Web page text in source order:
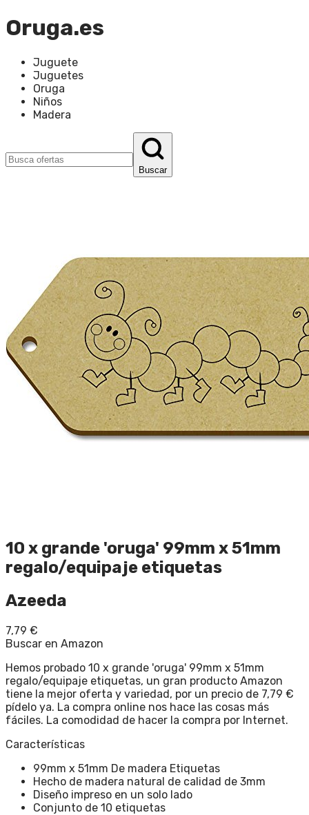
Oruga.es
Juguete
Juguetes
Oruga
Niños
Madera
Buscar
10 x grande 'oruga' 99mm x 51mm
regalo/equipaje etiquetas
Azeeda
7,79 €
Buscar en Amazon
Hemos probado 10 x grande 'oruga' 99mm x 51mm
regalo/equipaje etiquetas, un gran producto Amazon
tiene la mejor oferta y variedad, por un precio de 7,79 €
pídelo ya. La compra online nos hace las cosas más
fáciles. La comodidad de hacer la compra por Internet.
Características
99mm x 51mm De madera Etiquetas
Hecho de madera natural de calidad de 3mm
Diseño impreso en un solo lado
Conjunto de 10 etiquetas